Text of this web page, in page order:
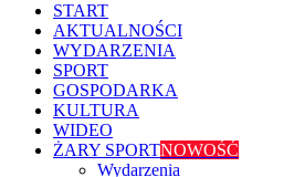
START
AKTUALNOŚCI
WYDARZENIA
SPORT
GOSPODARKA
KULTURA
WIDEO
ŻARY SPORTNOWOŚĆ
Wydarzenia